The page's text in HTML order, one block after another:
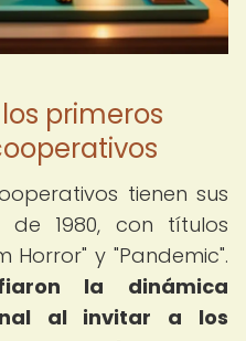
primeros
tienen sus
1980, con títulos
Horror" y "Pandemic".
la dinámica
al invitar a los